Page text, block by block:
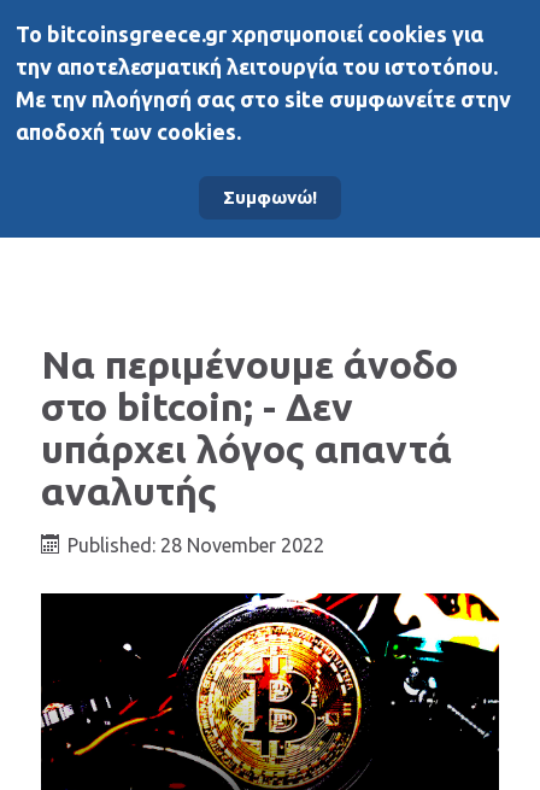
BitcoinsGreece
Νέα
Να περιμένουμε άνοδο
στο bitcoin; - Δεν
υπάρχει λόγος απαντά
αναλυτής
Published: 28 November 2022
To bitcoinsgreece.gr χρησιμοποιεί cookies για
την αποτελεσματική λειτουργία του ιστοτόπου.
Με την πλοήγησή σας στο site συμφωνείτε στην
αποδοχή των cookies.
Συμφωνώ!